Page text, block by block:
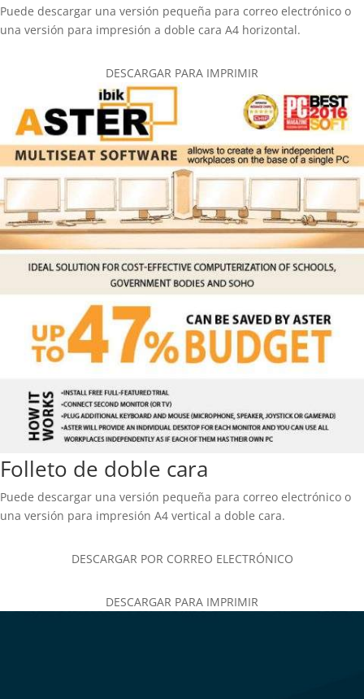
Puede descargar una versión pequeña para correo electrónico o
una versión para impresión a doble cara A4 horizontal.
DESCARGAR PARA IMPRIMIR
Folleto de doble cara
Puede descargar una versión pequeña para correo electrónico o
una versión para impresión A4 vertical a doble cara.
DESCARGAR POR CORREO ELECTRÓNICO
DESCARGAR PARA IMPRIMIR